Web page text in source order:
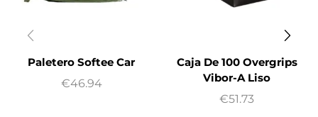
Paletero Softee Car
€46.94
Caja De 100 Overgrips
Vibor-A Liso
€51.73